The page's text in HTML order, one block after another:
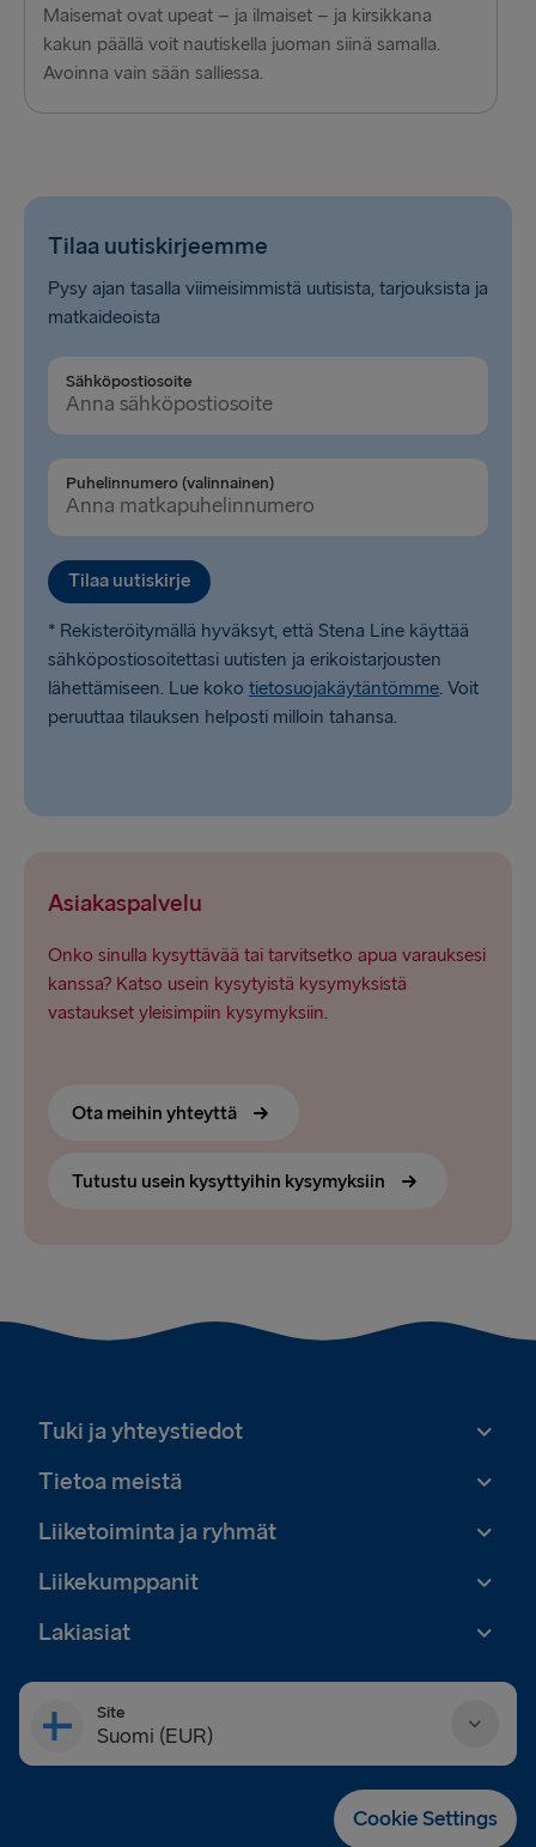
Maisemat ovat upeat – ja ilmaiset – ja kirsikkana
kakun päällä voit nautiskella juoman siinä samalla.
Avoinna vain sään salliessa.
Tilaa uutiskirjeemme
Pysy ajan tasalla viimeisimmistä uutisista, tarjouksista ja
matkaideoista
Sähköpostiosoite
Puhelinnumero (valinnainen)
Tilaa uutiskirje
* Rekisteröitymällä hyväksyt, että Stena Line käyttää
sähköpostiosoitettasi uutisten ja erikoistarjousten
lähettämiseen. Lue koko tietosuojakäytäntömme. Voit
peruuttaa tilauksen helposti milloin tahansa.
Asiakaspalvelu
Onko sinulla kysyttävää tai tarvitsetko apua varauksesi
kanssa? Katso usein kysytyistä kysymyksistä
vastaukset yleisimpiin kysymyksiin.
Ota meihin yhteyttä
Tutustu usein kysyttyihin kysymyksiin
Tuki ja yhteystiedot
Tietoa meistä
Liiketoiminta ja ryhmät
Liikekumppanit
Lakiasiat
Site
Suomi (EUR)
Cookie Settings